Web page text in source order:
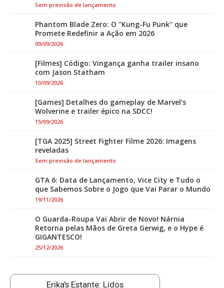
Sem previsão de lançamento
Phantom Blade Zero: O "Kung-Fu Punk" que
Promete Redefinir a Ação em 2026
09/09/2026
[Filmes] Código: Vingança ganha trailer insano
com Jason Statham
10/09/2026
[Games] Detalhes do gameplay de Marvel’s
Wolverine e trailer épico na SDCC!
15/09/2026
[TGA 2025] Street Fighter Filme 2026: Imagens
reveladas
Sem previsão de lançamento
GTA 6: Data de Lançamento, Vice City e Tudo o
que Sabemos Sobre o Jogo que Vai Parar o Mundo
19/11/2026
O Guarda-Roupa Vai Abrir de Novo! Nárnia
Retorna pelas Mãos de Greta Gerwig, e o Hype é
GIGANTESCO!
25/12/2026
Erika's Estante: Lidos